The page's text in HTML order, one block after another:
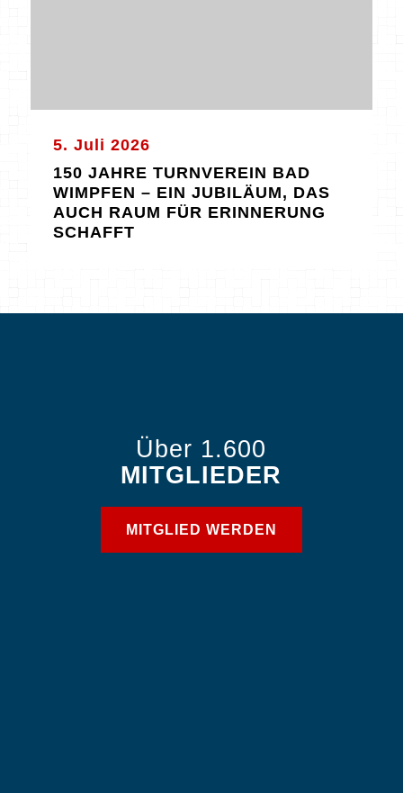
5. Juli 2026
150 JAHRE TURNVEREIN BAD
WIMPFEN – EIN JUBILÄUM, DAS
AUCH RAUM FÜR ERINNERUNG
SCHAFFT
Über 1.600
MITGLIEDER
MITGLIED WERDEN